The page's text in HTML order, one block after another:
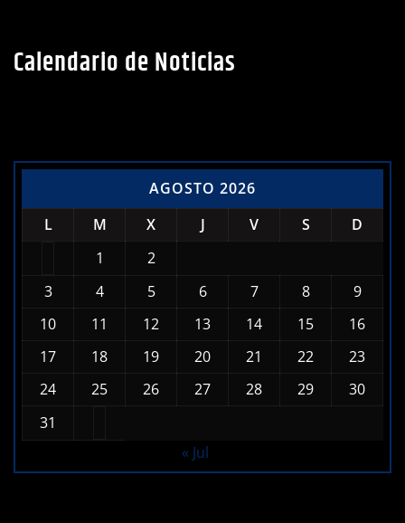
Calendario de Noticias
AGOSTO 2026
L
M X J V S
D
1
2
3
4 5 6 7 8
9
10
11 12 13 14 15
16
17
18 19 20 21 22
23
24
25 26 27 28 29
30
31
« Jul